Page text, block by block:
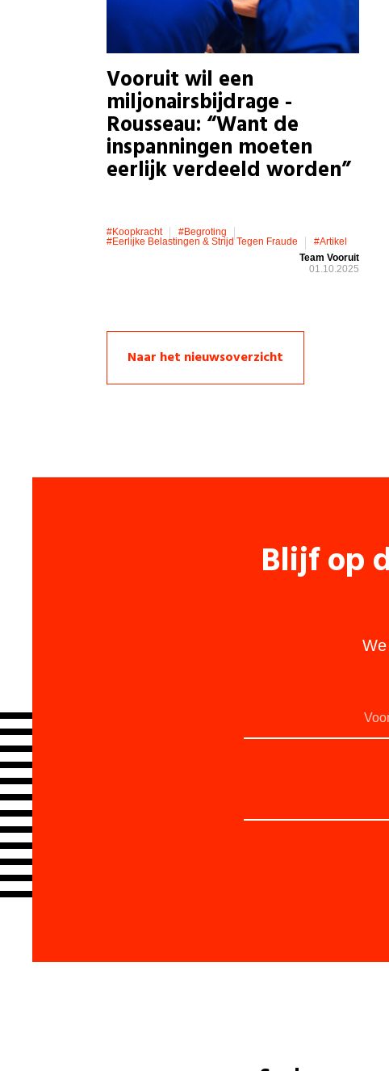
Vooruit wil een
miljonairsbijdrage -
Rousseau: “Want de
inspanningen moeten
eerlijk verdeeld worden”
#koopkracht
#Begroting
#eerlijke Belastingen & Strijd Tegen Fraude
#artikel
Team Vooruit
01.10.2025
Naar het nieuwsoverzicht
Blijf op